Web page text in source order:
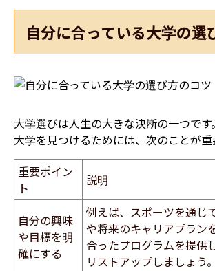
自分に合っている大学の選
大学選びは人生の大きな決断の一つで
大学を見つけるためには、次のことが重
重要ポイン
ト
説明
自分の興味
や目標を明
確にする
例えば、スポーツを通じ
や将来のキャリアプラン
合ったプログラムを提供
リストアップしましょう。